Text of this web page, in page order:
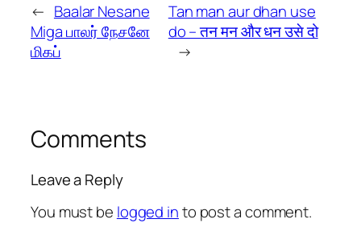
← Baalar Nesane
Miga பாலர் நேசனே
மிகப்
Tan man aur dhan use
do – तन मन और धन उसे दो
→
Comments
Leave a Reply
You must be logged into post a comment.